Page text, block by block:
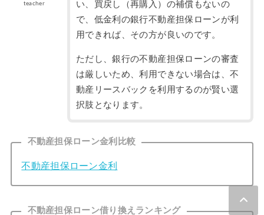
teacher
い、買戻し（再購入）の補償もないの
で、低金利の銀行不動産担保ローンが利
用できれば、その方が良いのです。
ただし、銀行の不動産担保ローンの審査
は厳しいため、利用できない場合は、不
動産リースバックを利用するのが賢い選
択肢となります。
不動産担保ローン金利比較
不動産担保ローン金利
不動産担保ローン借り換えランキング